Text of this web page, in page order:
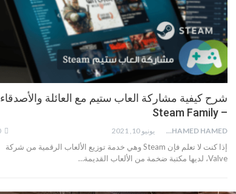
شرح كيفية مشاركة العاب ستيم مع العائلة والأصدقاء
– Steam Family
MOHAMED HAMED يونيو 10, 2021
إذا كنت لا تعلم فإن Steam وهي خدمة توزيع الألعاب الرقمية من شركة
Valve، لديها مكتبة ضخمة من الألعاب القديمة…